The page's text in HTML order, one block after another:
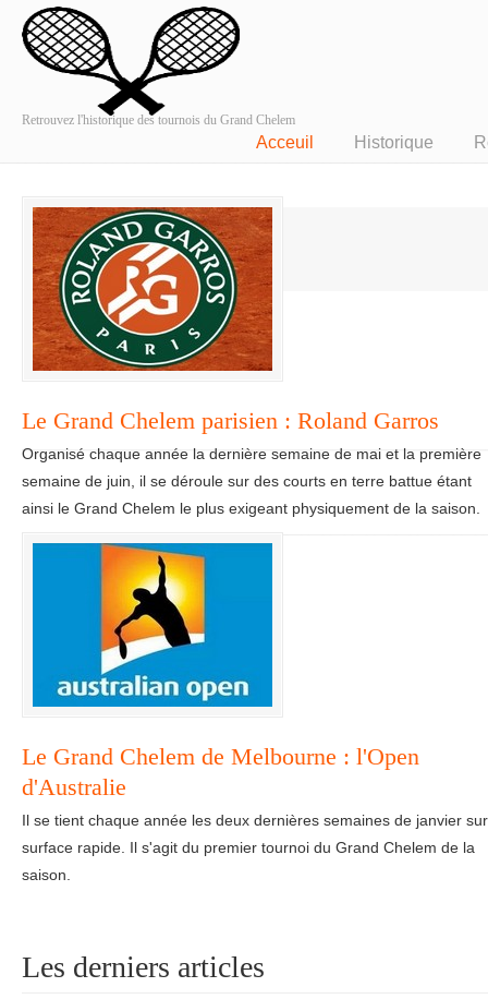
Retrouvez l'historique des tournois du Grand Chelem
Acceuil Historique
Le Grand Chelem parisien : Roland Garros
Organisé chaque année la dernière semaine de mai et la première
semaine de juin, il se déroule sur des courts en terre battue étant
ainsi le Grand Chelem le plus exigeant physiquement de la saison.
Le Grand Chelem de Melbourne : l'Open
d'Australie
Il se tient chaque année les deux dernières semaines de janvier sur
surface rapide. Il s'agit du premier tournoi du Grand Chelem de la
saison.
Les derniers articles